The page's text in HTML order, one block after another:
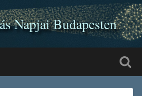
Napjai Budapesten